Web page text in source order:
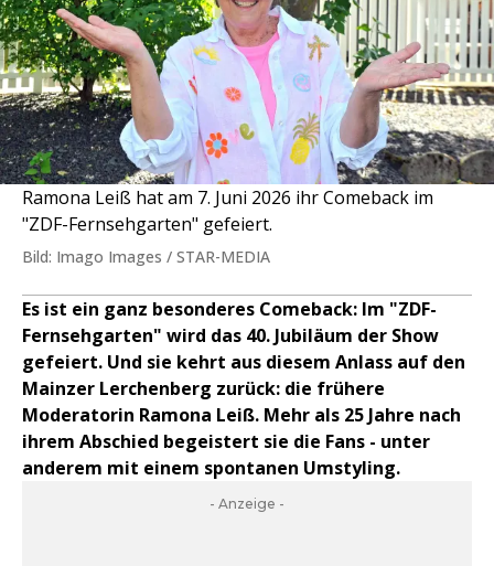
Ramona Leiß hat am 7. Juni 2026 ihr Comeback im
"ZDF-Fernsehgarten" gefeiert.
Bild: Imago Images / STAR-MEDIA
Es ist ein ganz besonderes Comeback: Im "ZDF-
Fernsehgarten" wird das 40. Jubiläum der Show
gefeiert. Und sie kehrt aus diesem Anlass auf den
Mainzer Lerchenberg zurück: die frühere
Moderatorin Ramona Leiß. Mehr als 25 Jahre nach
ihrem Abschied begeistert sie die Fans - unter
anderem mit einem spontanen Umstyling.
- Anzeige -